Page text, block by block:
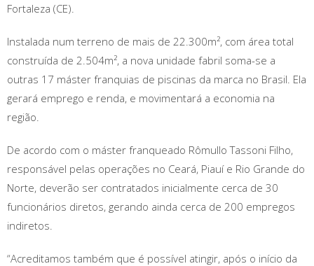
Fortaleza (CE).
Instalada num terreno de mais de 22.300m², com área total
construída de 2.504m², a nova unidade fabril soma-se a
outras 17 máster franquias de piscinas da marca no Brasil. Ela
gerará emprego e renda, e movimentará a economia na
região.
De acordo com o máster franqueado Rômullo Tassoni Filho,
responsável pelas operações no Ceará, Piauí e Rio Grande do
Norte, deverão ser contratados inicialmente cerca de 30
funcionários diretos, gerando ainda cerca de 200 empregos
indiretos.
“Acreditamos também que é possível atingir, após o início da